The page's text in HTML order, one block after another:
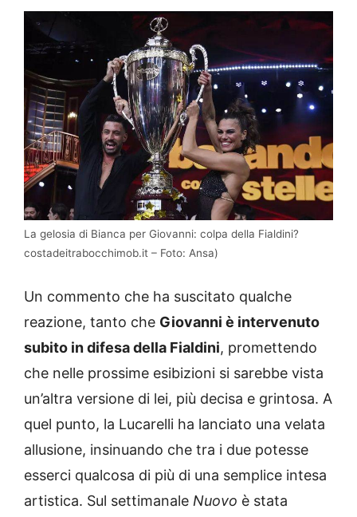
La gelosia di Bianca per Giovanni: colpa della Fialdini?
costadeitrabocchimob.it – Foto: Ansa)
Un commento che ha suscitato qualche
reazione, tanto che Giovanni è intervenuto
subito in difesa della Fialdini, promettendo
che nelle prossime esibizioni si sarebbe vista
un’altra versione di lei, più decisa e grintosa. A
quel punto, la Lucarelli ha lanciato una velata
allusione, insinuando che tra i due potesse
esserci qualcosa di più di una semplice intesa
artistica. Sul settimanale Nuovo è stata